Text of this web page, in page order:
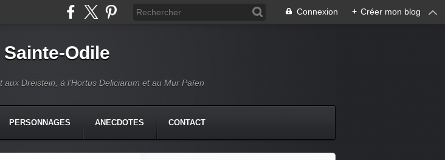
Connexion + Créer mon blog
Odile
Dreistein, à l'Hortus Deliciarum et au Mur Païen
PERSONNAGES ANECDOTES CONTACT